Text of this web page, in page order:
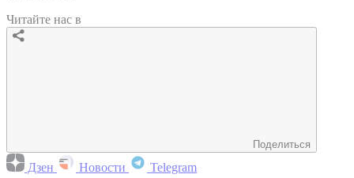
Читайте нас в
Поделиться
Дзен Новости Telegram